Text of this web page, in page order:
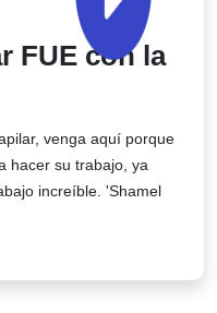
FUE con la
venga aquí porque
hacer su trabajo, ya
increíble. 'Shamel